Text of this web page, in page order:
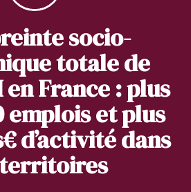
socio-
totale de
en France : plus
emplois et plus
d’activité dans